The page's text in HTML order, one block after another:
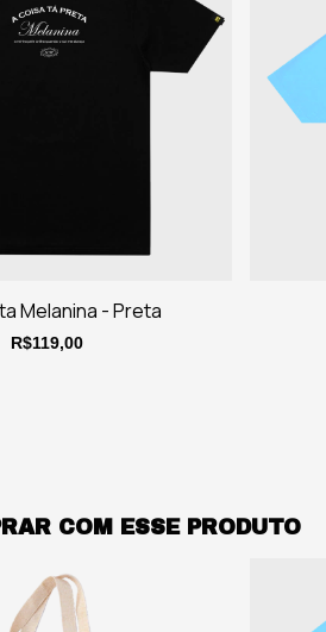
Melanina - Preta
R$119,00
COM ESSE PRODUTO